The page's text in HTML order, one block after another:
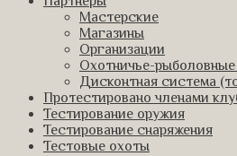
Мастерские
Магазины
Организации
Охотничье-
Дисконтная система
Протестировано членами
Тестирование оружия
Тестирование снаряжения
Тестовые охоты